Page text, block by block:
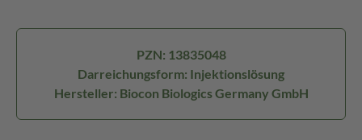
PZN: 13835048
Darreichungsform: Injektionslösung
Hersteller: Biocon Biologics Germany GmbH